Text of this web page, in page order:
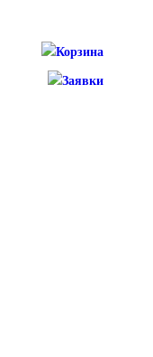
Корзина
Заявки